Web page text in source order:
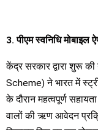
3. पीएम स्वनिधि
केंद्र सरकार द्वारा शुरू
Scheme) ने भारत में
के दौरान महत्वपूर्ण
वालों की ऋण आवेदन